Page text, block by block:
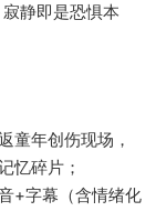
静即是恐惧本
童年创伤现场，
忆碎片；
+字幕（含情绪化